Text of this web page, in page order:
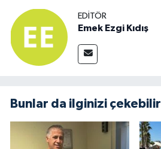
EDITÖR
Emek Ezgi Kıdış
Bunlar da ilginizi çekebilir